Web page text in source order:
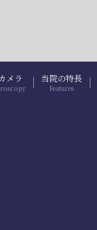
メラ 当院の特長
Features